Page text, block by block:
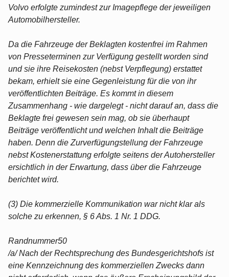
Volvo erfolgte zumindest zur Imagepflege der jeweiligen
Automobilhersteller.
Da die Fahrzeuge der Beklagten kostenfrei im Rahmen
von Presseterminen zur Verfügung gestellt worden sind
und sie ihre Reisekosten (nebst Verpflegung) erstattet
bekam, erhielt sie eine Gegenleistung für die von ihr
veröffentlichten Beiträge. Es kommt in diesem
Zusammenhang - wie dargelegt - nicht darauf an, dass die
Beklagte frei gewesen sein mag, ob sie überhaupt
Beiträge veröffentlicht und welchen Inhalt die Beiträge
haben. Denn die Zurverfügungstellung der Fahrzeuge
nebst Kostenerstattung erfolgte seitens der Autohersteller
ersichtlich in der Erwartung, dass über die Fahrzeuge
berichtet wird.
(3) Die kommerzielle Kommunikation war nicht klar als
solche zu erkennen, § 6 Abs. 1 Nr. 1 DDG.
Randnummer50
/a/ Nach der Rechtsprechung des Bundesgerichtshofs ist
eine Kennzeichnung des kommerziellen Zwecks dann